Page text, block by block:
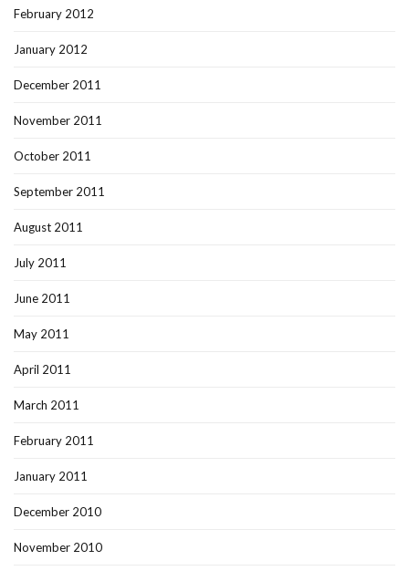
February 2012
January 2012
December 2011
November 2011
October 2011
September 2011
August 2011
July 2011
June 2011
May 2011
April 2011
March 2011
February 2011
January 2011
December 2010
November 2010